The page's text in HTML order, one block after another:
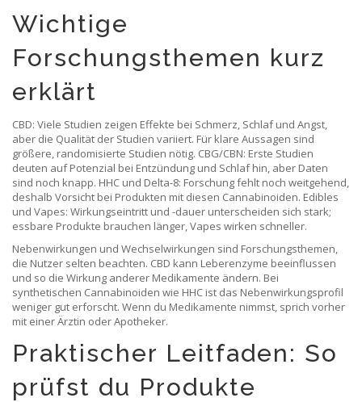
Wichtige
Forschungsthemen kurz
erklärt
CBD: Viele Studien zeigen Effekte bei Schmerz, Schlaf und Angst,
aber die Qualität der Studien variiert. Für klare Aussagen sind
größere, randomisierte Studien nötig. CBG/CBN: Erste Studien
deuten auf Potenzial bei Entzündung und Schlaf hin, aber Daten
sind noch knapp. HHC und Delta-8: Forschung fehlt noch weitgehend,
deshalb Vorsicht bei Produkten mit diesen Cannabinoiden. Edibles
und Vapes: Wirkungseintritt und -dauer unterscheiden sich stark;
essbare Produkte brauchen länger, Vapes wirken schneller.
Nebenwirkungen und Wechselwirkungen sind Forschungsthemen,
die Nutzer selten beachten. CBD kann Leberenzyme beeinflussen
und so die Wirkung anderer Medikamente ändern. Bei
synthetischen Cannabinoiden wie HHC ist das Nebenwirkungsprofil
weniger gut erforscht. Wenn du Medikamente nimmst, sprich vorher
mit einer Ärztin oder Apotheker.
Praktischer Leitfaden: So
prüfst du Produkte